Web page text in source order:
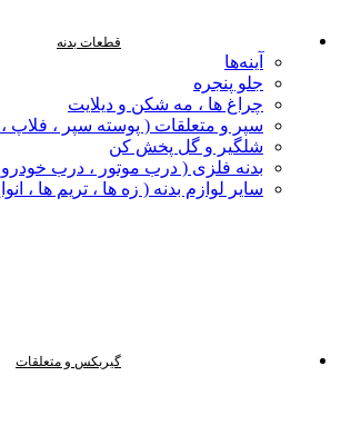
قطعات بدنه
آینه‌ها
جلو پنجره
چراغ‌ ها ، مه‌ شکن و دیلایت
سپر و متعلقات ( پوسته سپر ، فلاپ
شلگیر و گل‌ پخش‌ کن
بدنه فلزی ( درب موتور ، درب خودرو
سایر لوازم بدنه ( زه ها ، تریم ها ،
گیربکس و متعلقات